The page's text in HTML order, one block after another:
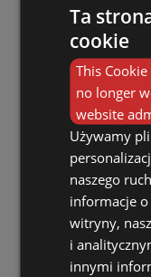
• Drenážne
• Tvar dna
koreňového
• Ľahké a
• Odolné voči
• Vyrobené z
Ta
cookie
This
no longer
website
Używamy
naszego
informacje o
witryny,
i
innymi